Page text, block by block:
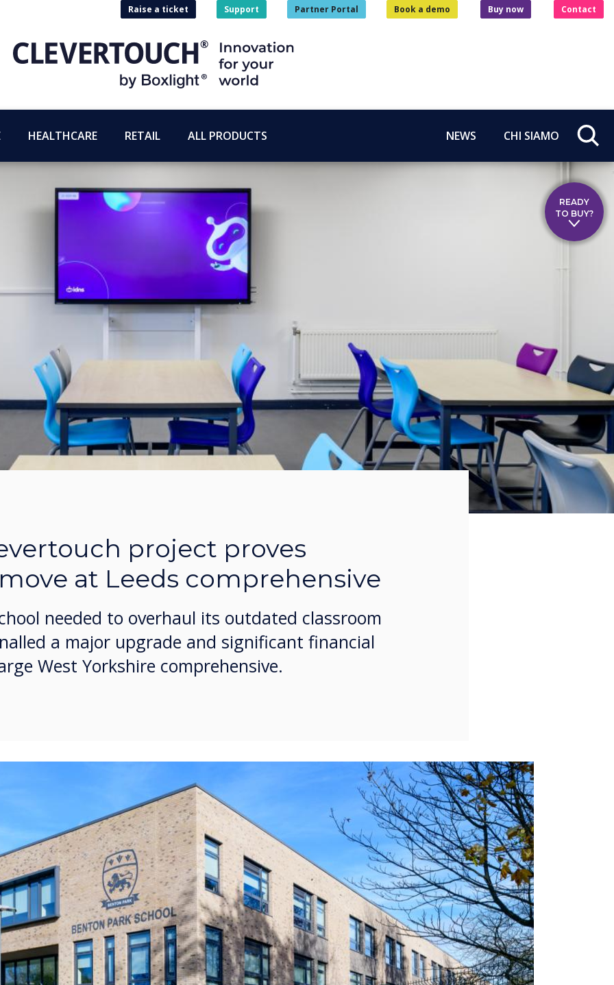
Raise a ticket Support Partner Portal Book a demo Buy now Contact
HEALTHCARE RETAIL ALL PRODUCTS NEWS CHI SIAMO
project proves
at Leeds comprehensive
needed to overhaul its outdated classroom
a major upgrade and significant financial
West Yorkshire comprehensive.
READY
TO BUY?